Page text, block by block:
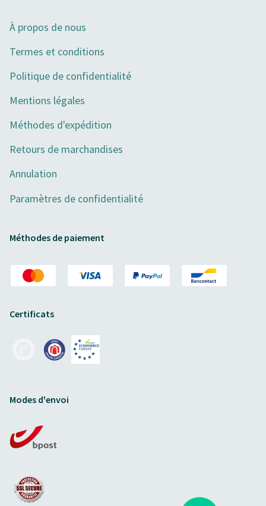
À propos de nous
Termes et conditions
Politique de confidentialité
Mentions légales
Méthodes d'expédition
Retours de marchandises
Annulation
Paramètres de confidentialité
Méthodes de paiement
Certificats
Modes d'envoi